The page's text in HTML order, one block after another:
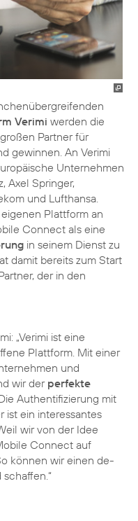
Verimi werden die
Partner für
gewinnen. An Verimi
Unternehmen
Axel Springer,
und Lufthansa.
Plattform an
Connect als eine
in seinem Dienst zu
damit bereits zum Start
der in den
„Verimi ist eine
Plattform. Mit einer
und
wir der perfekte
Authentifizierung mit
ist ein interessantes
wir von der Idee
Connect auf
können wir einen de-